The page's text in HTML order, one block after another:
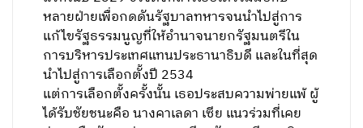
หลายฝ่ายเพื่อกดดันรัฐบาลทหารจนนำไปสู่การ
แก้ไขรัฐธรรมนูญที่ให้อำนาจนายกรัฐมนตรีใน
การบริหารประเทศแทนประธานาธิบดี และในที่สุด
นำไปสู่การเลือกตั้งปี 2534
แต่การเลือกตั้งครั้งนั้น เธอประสบความพ่ายแพ้ ผู้
ได้รับชัยชนะคือ นางคาเลดา เซีย แนวร่วมที่เคย